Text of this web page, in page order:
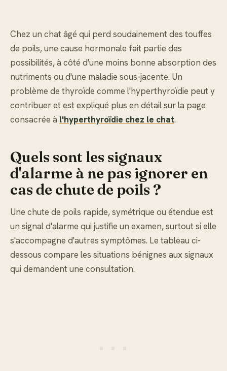
Chez un chat âgé qui perd soudainement des touffes
de poils, une cause hormonale fait partie des
possibilités, à côté d'une moins bonne absorption des
nutriments ou d'une maladie sous-jacente. Un
problème de thyroïde comme l'hyperthyroïdie peut y
contribuer et est expliqué plus en détail sur la page
consacrée à l'hyperthyroïdie chez le chat.
Quels sont les signaux
d'alarme à ne pas ignorer en
cas de chute de poils ?
Une chute de poils rapide, symétrique ou étendue est
un signal d'alarme qui justifie un examen, surtout si elle
s'accompagne d'autres symptômes. Le tableau ci-
dessous compare les situations bénignes aux signaux
qui demandent une consultation.